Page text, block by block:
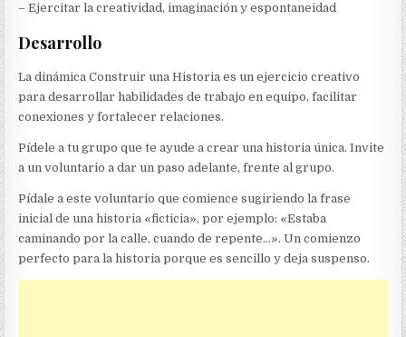
– Ejercitar la creatividad, imaginación y espontaneidad
Desarrollo
La dinámica Construir una Historia es un ejercicio creativo
para desarrollar habilidades de trabajo en equipo, facilitar
conexiones y fortalecer relaciones.
Pídele a tu grupo que te ayude a crear una historia única. Invite
a un voluntario a dar un paso adelante, frente al grupo.
Pídale a este voluntario que comience sugiriendo la frase
inicial de una historia «ficticia», por ejemplo: «Estaba
caminando por la calle, cuando de repente…». Un comienzo
perfecto para la historia porque es sencillo y deja suspenso.